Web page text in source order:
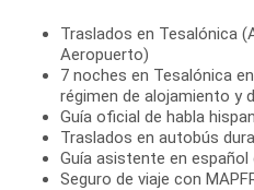
Traslados en Tesalónica
Aeropuerto)
7 noches en Tesalónica
régimen de alojamiento y
Guía oficial de habla
Traslados en autobús
Guía asistente en
Seguro de viaje con